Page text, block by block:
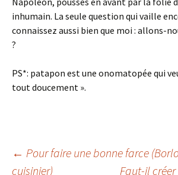
inhumain. La seule question qui vaille
connaissez aussi bien que moi : allons-
?
PS*: patapon est une onomatopée qui
tout doucement ».
Navigation
← Pour faire une bonne farce
cuisinier)
Faut-il